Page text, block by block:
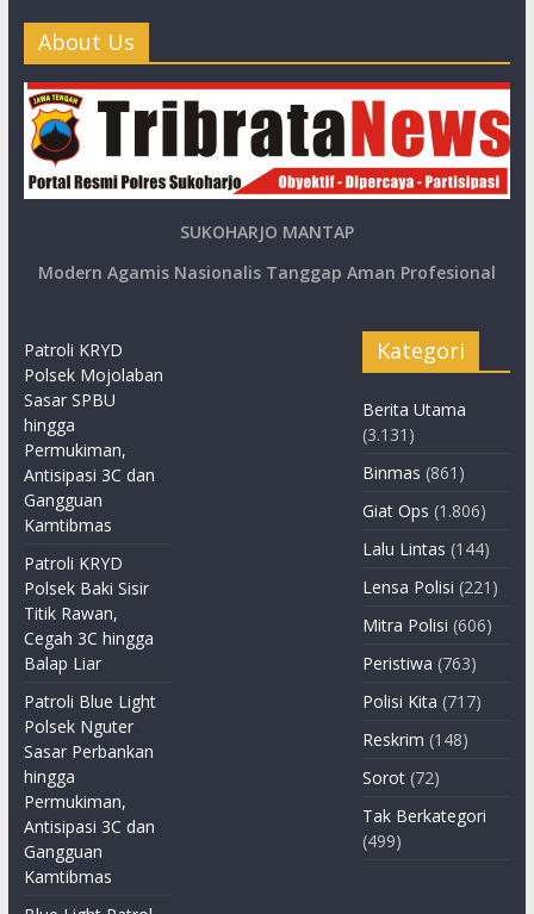
About Us
SUKOHARJO MANTAP
Modern Agamis Nasionalis Tanggap Aman Profesional
Patroli KRYD
Polsek Mojolaban
Sasar SPBU
hingga
Permukiman,
Antisipasi 3C dan
Gangguan
Kamtibmas
Patroli KRYD
Polsek Baki Sisir
Titik Rawan,
Cegah 3C hingga
Balap Liar
Patroli Blue Light
Polsek Nguter
Sasar Perbankan
hingga
Permukiman,
Antisipasi 3C dan
Gangguan
Kamtibmas
Kategori
Berita Utama
(3.131)
Binmas (861)
Giat Ops (1.806)
Lalu Lintas (144)
Lensa Polisi (221)
Mitra Polisi (606)
Peristiwa (763)
Polisi Kita (717)
Reskrim (148)
Sorot (72)
Tak Berkategori
(499)